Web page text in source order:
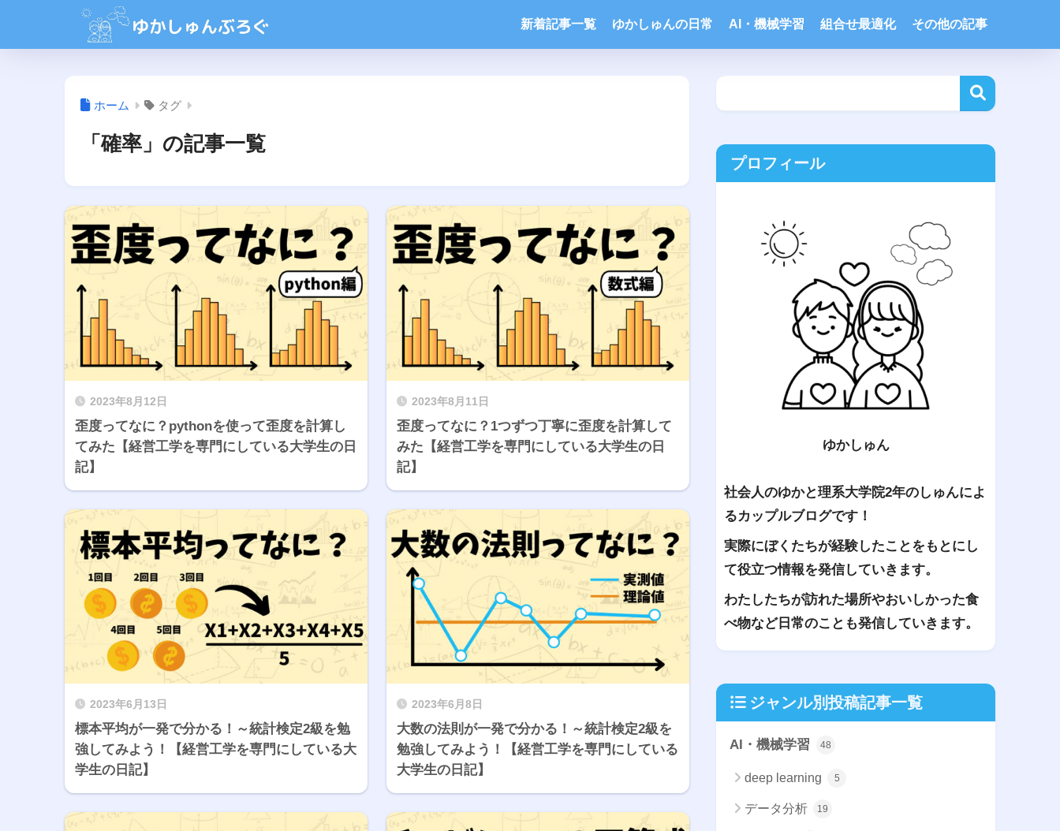
新着記事一覧 ゆかしゅんの日常 AI・機械学習 組合せ最適化 その他の記事
ホーム タグ
「確率」の記事一覧
2023年8月12日
歪度ってなに？pythonを使って歪度を計算し
てみた【経営工学を専門にしている大学生の日
記】
2023年8月11日
歪度ってなに？1つずつ丁寧に歪度を計算して
みた【経営工学を専門にしている大学生の日
記】
2023年6月13日
標本平均が一発で分かる！～統計検定2級を勉
強してみよう！【経営工学を専門にしている大
学生の日記】
2023年6月8日
大数の法則が一発で分かる！～統計検定2級を
勉強してみよう！【経営工学を専門にしている
大学生の日記】
プロフィール
ゆかしゅん
社会人のゆかと理系大学院2年のしゅんによ
るカップルブログです！
実際にぼくたちが経験したことをもとにし
て役立つ情報を発信していきます。
わたしたちが訪れた場所やおいしかった食
べ物など日常のことも発信していきます。
ジャンル別投稿記事一覧
AI・機械学習 48
deep learning 5
データ分析 19